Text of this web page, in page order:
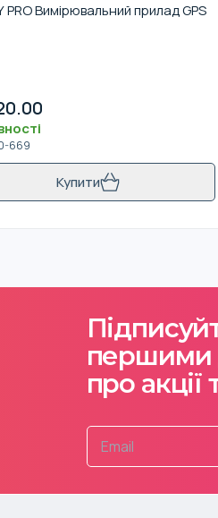
PRO Вимірювальний прилад GPS
669
Купити
першими
про акції